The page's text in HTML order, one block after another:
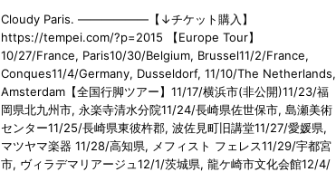
Cloudy Paris. ——————【↓チケット購入】
https://tempei.com/?p=2015 【Europe Tour】
10/27/France, Paris10/30/Belgium, Brussel11/2/France,
Conques11/4/Germany, Dusseldorf, 11/10/The Netherlands,
Amsterdam【全国行脚ツアー】11/17/横浜市(非公開)11/23/福
岡県北九州市, 永楽寺清水分院11/24/長崎県佐世保市, 島瀬美術
センター11/25/長崎県東彼杵郡, 波佐見町旧講堂11/27/愛媛県,
マツヤマ楽器 11/28/高知県, メフィスト フェレス11/29/宇都宮
市, ヴィラデマリアージュ12/1/茨城県, 龍ケ崎市文化会館12/4/